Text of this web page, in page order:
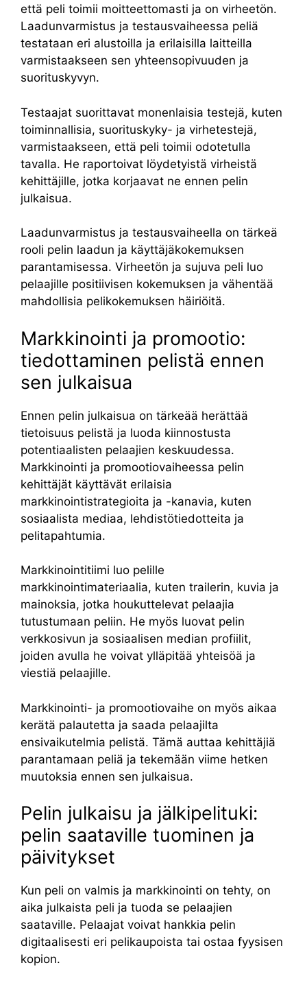
että peli toimii moitteettomasti ja on virheetön.
Laadunvarmistus ja testausvaiheessa peliä
testataan eri alustoilla ja erilaisilla laitteilla
varmistaakseen sen yhteensopivuuden ja
suorituskyvyn.
Testaajat suorittavat monenlaisia ​​testejä, kuten
toiminnallisia, suorituskyky- ja virhetestejä,
varmistaakseen, että peli toimii odotetulla
tavalla. He raportoivat löydetyistä virheistä
kehittäjille, jotka korjaavat ne ennen pelin
julkaisua.
Laadunvarmistus ja testausvaiheella on tärkeä
rooli pelin laadun ja käyttäjäkokemuksen
parantamisessa. Virheetön ja sujuva peli luo
pelaajille positiivisen kokemuksen ja vähentää
mahdollisia pelikokemuksen häiriöitä.
Markkinointi ja promootio:
tiedottaminen pelistä ennen
sen julkaisua
Ennen pelin julkaisua on tärkeää herättää
tietoisuus pelistä ja luoda kiinnostusta
potentiaalisten pelaajien keskuudessa.
Markkinointi ja promootiovaiheessa pelin
kehittäjät käyttävät erilaisia ​​
markkinointistrategioita ja -kanavia, kuten
sosiaalista mediaa, lehdistötiedotteita ja
pelitapahtumia.
Markkinointitiimi luo pelille
markkinointimateriaalia, kuten trailerin, kuvia ja
mainoksia, jotka houkuttelevat pelaajia
tutustumaan peliin. He myös luovat pelin
verkkosivun ja sosiaalisen median profiilit,
joiden avulla he voivat ylläpitää yhteisöä ja
viestiä pelaajille.
Markkinointi- ja promootiovaihe on myös aikaa
kerätä palautetta ja saada pelaajilta
ensivaikutelmia pelistä. Tämä auttaa kehittäjiä
parantamaan peliä ja tekemään viime hetken
muutoksia ennen sen julkaisua.
Pelin julkaisu ja jälkipelituki:
pelin saataville tuominen ja
päivitykset
Kun peli on valmis ja markkinointi on tehty, on
aika julkaista peli ja tuoda se pelaajien
saataville. Pelaajat voivat hankkia pelin
digitaalisesti eri pelikaupoista tai ostaa fyysisen
kopion.